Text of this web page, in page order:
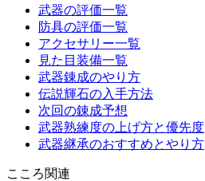
武器の評価一覧
防具の評価一覧
アクセサリー一覧
見た目装備一覧
武器錬成のやり方
伝説輝石の入手方法
次回の錬成予想
武器熟練度の上げ方と優先度
武器継承のおすすめとやり方
こころ関連